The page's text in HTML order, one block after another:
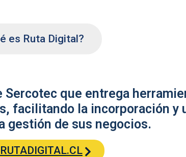
es Ruta Digital?
Sercotec que entrega
facilitando la incorporación y
gestión de sus negocios.